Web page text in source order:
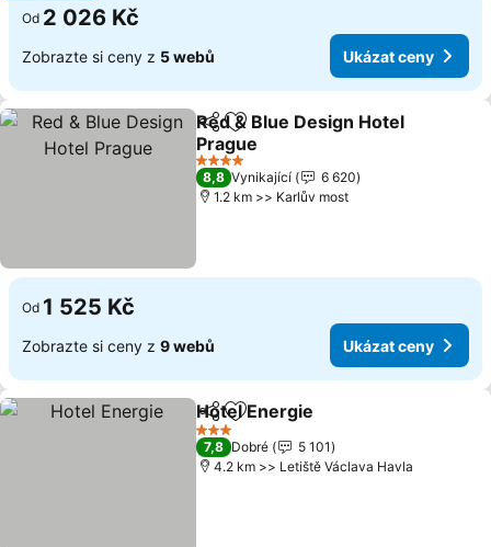
Od 2 026 Kč
Zobrazte si ceny z 5 webů Ukázat ceny
SdíletPřidat na seznam oblíbených
Red & Blue Design Hotel
Prague
Ukázat ceny
4 Počet hvězdiček
8,8 Vynikající
6 620
1.2 km >> Karlův most
Od 1 525 Kč
Zobrazte si ceny z 9 webů Ukázat ceny
SdíletPřidat na seznam oblíbených
Hotel Energie
3 Počet hvězdiček
7,8 Dobré
5 101
4.2 km >> Letiště Václava Havla